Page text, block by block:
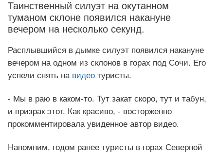
Таинственный силуэт на окутанном
туманом склоне появился накануне
вечером на несколько секунд.
Расплывшийся в дымке силуэт появился накануне
вечером на одном из склонов в горах под Сочи. Его
успели снять на видео туристы.
- Мы в раю в каком-то. Тут закат скоро, тут и табун,
и призрак этот. Как красиво, - восторженно
прокомментировала увиденное автор видео.
Напомним, годом ранее туристы в горах Северной